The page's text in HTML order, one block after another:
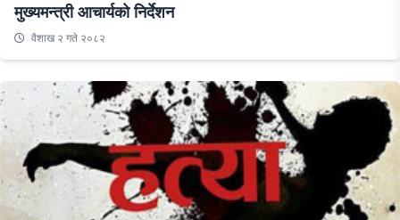
मुख्यमन्त्री आचार्यको निर्देशन
वैशाख २ गते २०८२